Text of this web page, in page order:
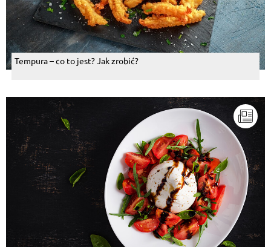
Tempura – co to jest? Jak zrobić?